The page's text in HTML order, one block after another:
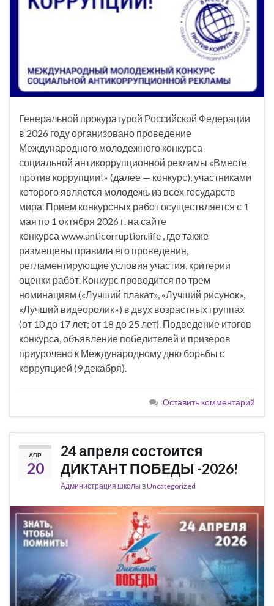
Генеральной прокуратурой Российской Федерации
в 2026 году организовано проведение
Международного молодежного конкурса
социальной антикоррупционной рекламы «Вместе
против коррупции!» (далее — конкурс), участниками
которого является молодежь из всех государств
мира. Прием конкурсных работ осуществляется с 1
мая по 1 октября 2026 г. на сайте
конкурса www.anticorruption.life , где также
размещены правила его проведения,
регламентирующие условия участия, критерии
оценки работ. Конкурс проводится по трем
номинациям («Лучший плакат», «Лучший рисунок»,
«Лучший видеоролик») в двух возрастных группах
(от 10 до 17 лет; от 18 до 25 лет). Подведение итогов
конкурса, объявление победителей и призеров
приурочено к Международному дню борьбы с
коррупцией (9 декабря).
Оставить комментарий
АПР
20
24 апреля состоится
ДИКТАНТ ПОБЕДЫ -2026!
Администрация школы вUncategorized